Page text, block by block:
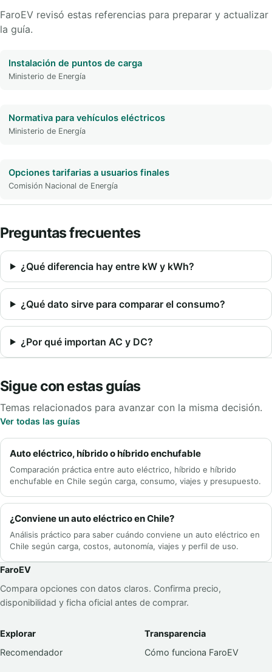
FaroEV revisó estas referencias para preparar y actualizar
la guía.
Instalación de puntos de carga
Ministerio de Energía
Normativa para vehículos eléctricos
Ministerio de Energía
Opciones tarifarias a usuarios finales
Comisión Nacional de Energía
Preguntas frecuentes
¿Qué diferencia hay entre kW y kWh?
¿Qué dato sirve para comparar el consumo?
¿Por qué importan AC y DC?
Sigue con estas guías
Temas relacionados para avanzar con la misma decisión.
Ver todas las guías
Auto eléctrico, híbrido o híbrido enchufable
Comparación práctica entre auto eléctrico, híbrido e híbrido
enchufable en Chile según carga, consumo, viajes y presupuesto.
¿Conviene un auto eléctrico en Chile?
Análisis práctico para saber cuándo conviene un auto eléctrico en
Chile según carga, costos, autonomía, viajes y perfil de uso.
FaroEV
Compara opciones con datos claros. Confirma precio,
disponibilidad y ficha oficial antes de comprar.
Explorar
Recomendador
Transparencia
Cómo funciona FaroEV